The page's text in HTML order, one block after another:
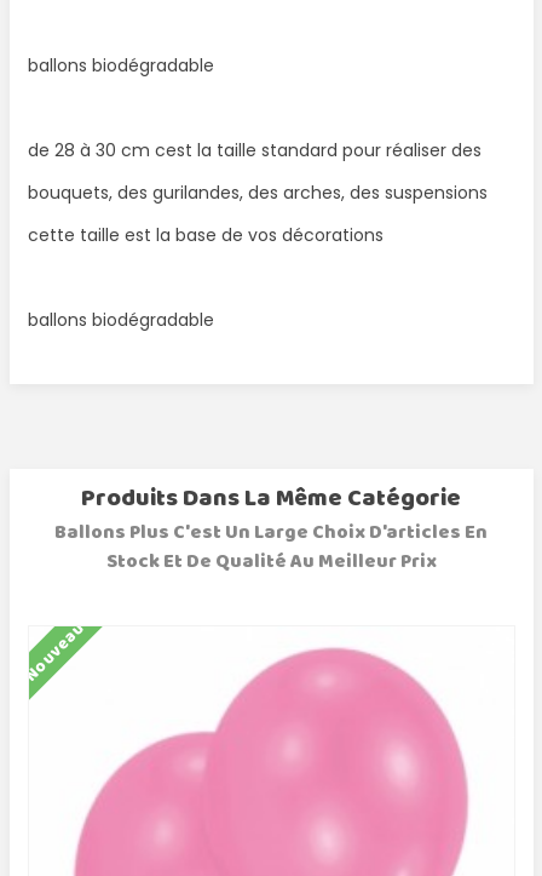
ballons biodégradable
de 28 à 30 cm cest la taille standard pour réaliser des
bouquets, des gurilandes, des arches, des suspensions
cette taille est la base de vos décorations
ballons biodégradable
Produits Dans La Même Catégorie
Ballons Plus C'est Un Large Choix D'articles En
Stock Et De Qualité Au Meilleur Prix
Nouveau